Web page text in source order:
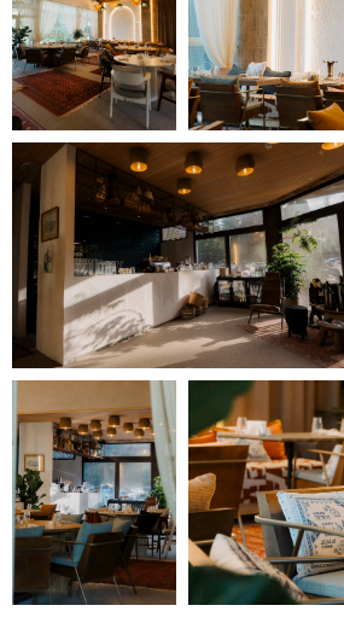
Адрес в навигаторе:
Berta Village, Истринский
район
КОНТАКТЫ
Акции
Детям
Служба проката
Командный спорт
Развлечения
АКТИВНЫЙ ОТДЫХ
Падел-теннис
Аккредитация С502025006150
действует до 11.08.2028